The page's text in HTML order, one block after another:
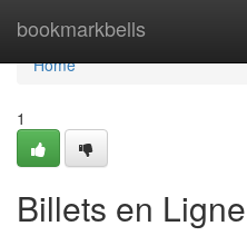
bookmarkbells
Home
Home
1
Billets en Ligne